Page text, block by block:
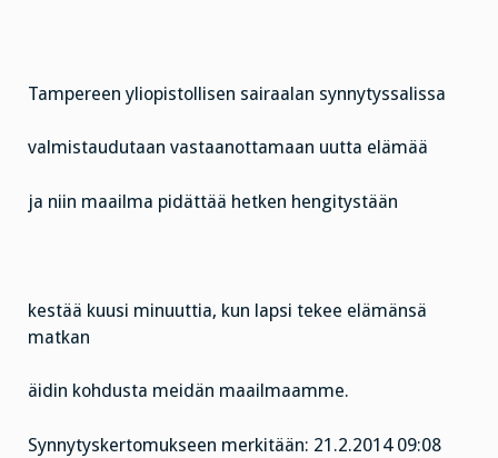
Tampereen yliopistollisen sairaalan synnytyssalissa
valmistaudutaan vastaanottamaan uutta elämää
ja niin maailma pidättää hetken hengitystään
kestää kuusi minuuttia, kun lapsi tekee elämänsä
matkan
äidin kohdusta meidän maailmaamme.
Synnytyskertomukseen merkitään: 21.2.2014 09:08